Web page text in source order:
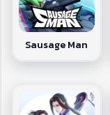
Sausage Man